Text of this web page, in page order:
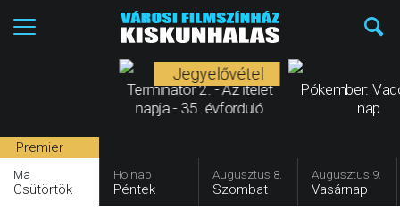
Terminátor 2. - Az ítélet
napja - 35. évforduló
Jegyelővétel
Pókember:
nap
Premier
Ma
Csütörtök
Holnap
Péntek
Augusztus 8.
Szombat
Augusztus 9.
Vasárnap